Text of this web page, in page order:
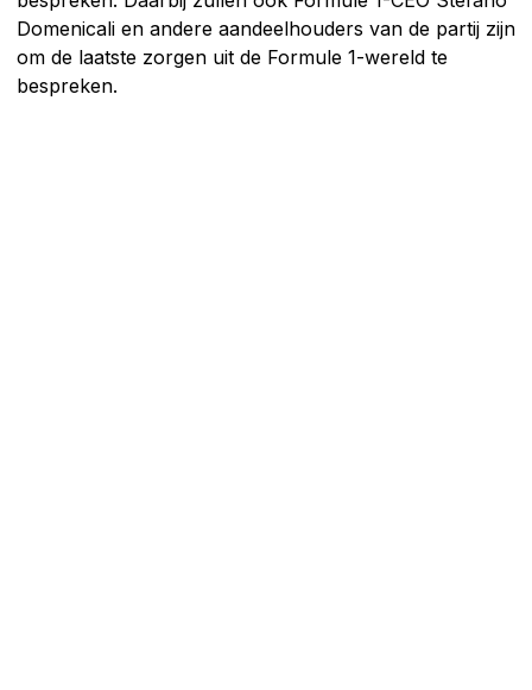
Domenicali en andere aandeelhouders van de partij zijn
om de laatste zorgen uit de Formule 1-wereld te
bespreken.